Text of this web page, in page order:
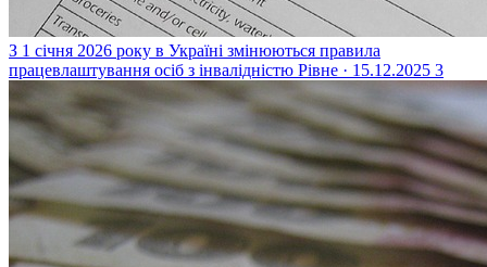
З 1 січня 2026 року в Україні змінюються правила
працевлаштування осіб з інвалідністю Рівне · 15.12.2025 3